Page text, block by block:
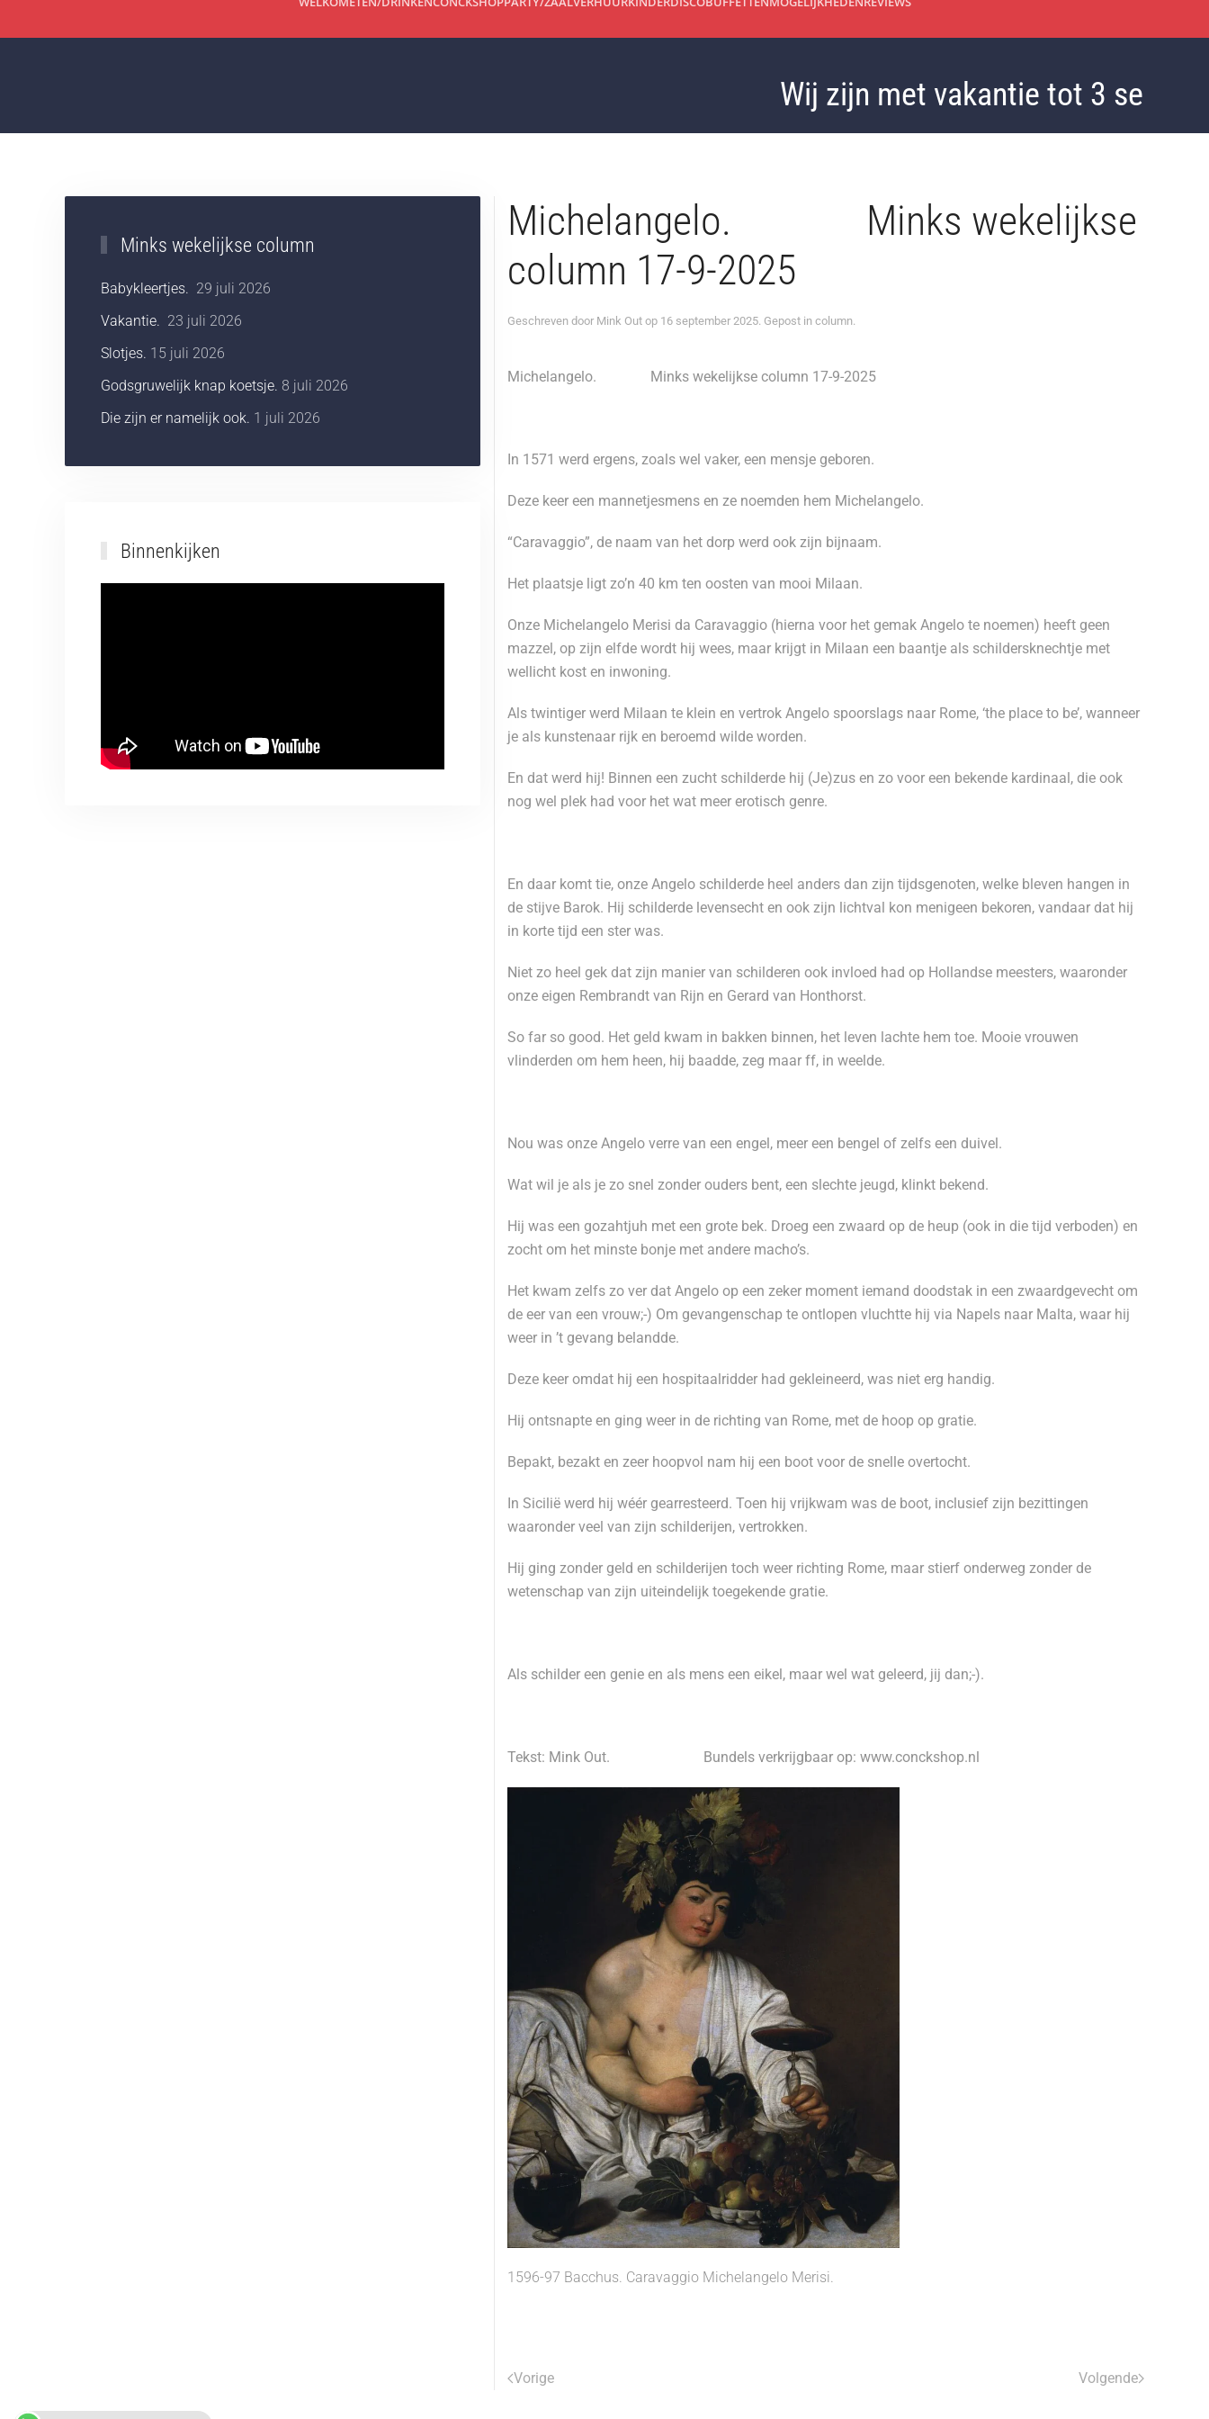
Wij zijn met vakantie tot 3
Michelangelo. Minks wekelijkse
column 17-9-2025
Geschreven door Mink Out op 16 september 2025. Gepost in column.
Michelangelo. Minks wekelijkse column 17-9-2025
In 1571 werd ergens, zoals wel vaker, een mensje geboren.
Deze keer een mannetjesmens en ze noemden hem Michelangelo.
“Caravaggio”, de naam van het dorp werd ook zijn bijnaam.
Het plaatsje ligt zo’n 40 km ten oosten van mooi Milaan.
Onze Michelangelo Merisi da Caravaggio (hierna voor het gemak Angelo te noemen) heeft geen
mazzel, op zijn elfde wordt hij wees, maar krijgt in Milaan een baantje als schildersknechtje met
wellicht kost en inwoning.
Als twintiger werd Milaan te klein en vertrok Angelo spoorslags naar Rome, ‘the place to be’, wanneer
je als kunstenaar rijk en beroemd wilde worden.
En dat werd hij! Binnen een zucht schilderde hij (Je)zus en zo voor een bekende kardinaal, die ook
nog wel plek had voor het wat meer erotisch genre.
En daar komt tie, onze Angelo schilderde heel anders dan zijn tijdsgenoten, welke bleven hangen in
de stijve Barok. Hij schilderde levensecht en ook zijn lichtval kon menigeen bekoren, vandaar dat hij
in korte tijd een ster was.
Niet zo heel gek dat zijn manier van schilderen ook invloed had op Hollandse meesters, waaronder
onze eigen Rembrandt van Rijn en Gerard van Honthorst.
So far so good. Het geld kwam in bakken binnen, het leven lachte hem toe. Mooie vrouwen
vlinderden om hem heen, hij baadde, zeg maar ff, in weelde.
Nou was onze Angelo verre van een engel, meer een bengel of zelfs een duivel.
Wat wil je als je zo snel zonder ouders bent, een slechte jeugd, klinkt bekend.
Hij was een gozahtjuh met een grote bek. Droeg een zwaard op de heup (ook in die tijd verboden) en
zocht om het minste bonje met andere macho’s.
Het kwam zelfs zo ver dat Angelo op een zeker moment iemand doodstak in een zwaardgevecht om
de eer van een vrouw;-) Om gevangenschap te ontlopen vluchtte hij via Napels naar Malta, waar hij
weer in ’t gevang belandde.
Deze keer omdat hij een hospitaalridder had gekleineerd, was niet erg handig.
Hij ontsnapte en ging weer in de richting van Rome, met de hoop op gratie.
Bepakt, bezakt en zeer hoopvol nam hij een boot voor de snelle overtocht.
In Sicilië werd hij wéér gearresteerd. Toen hij vrijkwam was de boot, inclusief zijn bezittingen
waaronder veel van zijn schilderijen, vertrokken.
Hij ging zonder geld en schilderijen toch weer richting Rome, maar stierf onderweg zonder de
wetenschap van zijn uiteindelijk toegekende gratie.
Als schilder een genie en als mens een eikel, maar wel wat geleerd, jij dan;-).
Tekst: Mink Out. Bundels verkrijgbaar op: www.conckshop.nl
1596-97 Bacchus. Caravaggio Michelangelo Merisi.
Vorige Volgende
Minks wekelijkse column
Babykleertjes. 29 juli 2026
Vakantie. 23 juli 2026
Slotjes. 15 juli 2026
Godsgruwelijk knap koetsje. 8 juli 2026
Die zijn er namelijk ook. 1 juli 2026
Binnenkijken